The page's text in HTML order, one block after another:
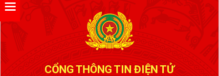
CỔNG THÔNG TIN ĐIỆN TỬ